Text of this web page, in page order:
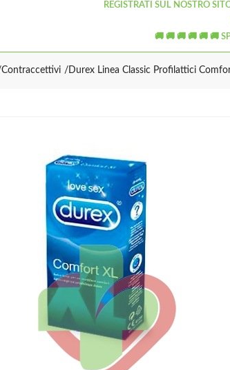
REGISTRATI SUL NOSTRO
🚚 🚚 🚚 🚚 🚚 🚚
Contraccettivi Durex Linea Classic Profilattici